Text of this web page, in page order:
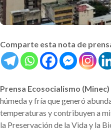
Comparte esta nota de
Prensa Ecosocialismo
húmeda y fría que generó
temperaturas y contribuyen a
la Preservación de la Vida y la